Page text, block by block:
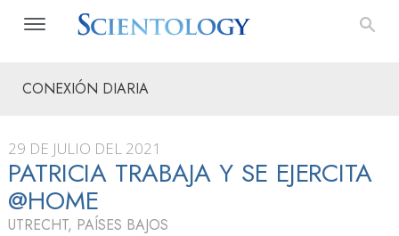
CONEXIÓN DIARIA
29 DE JULIO DEL 2021
PATRICIA TRABAJA Y SE EJERCITA
@HOME
UTRECHT, PAÍSES BAJOS